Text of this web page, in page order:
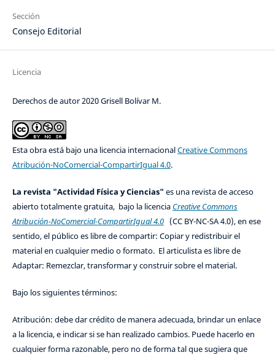
Sección
Consejo Editorial
Licencia
Derechos de autor 2020 Grisell Bolívar M.
Esta obra está bajo una licencia internacionalCreative Commons
Atribución-NoComercial-CompartirIgual 4.0.
La revista "Actividad Física y Ciencias" es una revista de acceso
abierto totalmente gratuita, bajo la licencia Creative Commons
Atribución-NoComercial-CompartirIgual 4.0(CC BY-NC-SA 4.0), en ese
sentido, el público es libre de compartir: Copiar y redistribuir el
material en cualquier medio o formato. El articulista es libre de
Adaptar: Remezclar, transformar y construir sobre el material.
Bajo los siguientes términos:
Atribución: debe dar crédito de manera adecuada, brindar un enlace
a la licencia, e indicar si se han realizado cambios. Puede hacerlo en
cualquier forma razonable, pero no de forma tal que sugiera que